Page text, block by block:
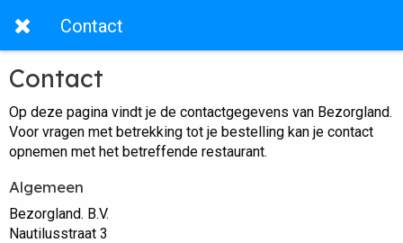
Contact
Contact
Op deze pagina vindt je de contactgegevens van Bezorgland.
Voor vragen met betrekking tot je bestelling kan je contact
opnemen met het betreffende restaurant.
Algemeen
Bezorgland. B.V.
Nautilusstraat 3